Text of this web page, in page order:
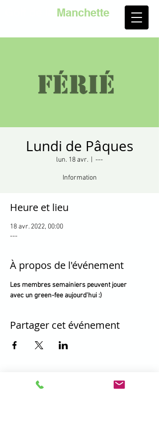
Manchette
Lundi de Pâques
lun. 18 avr. ---
Information
Heure et lieu
18 avr. 2022, 00:00
---
À propos de l'événement
Les membres semainiers peuvent jouer
avec un green-fee aujourd'hui :)
Partager cet événement
396 Promenade de la Manchette -